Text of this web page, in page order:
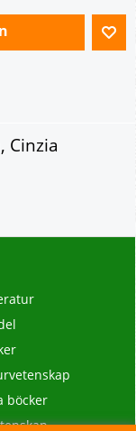
Cinzia
böcker